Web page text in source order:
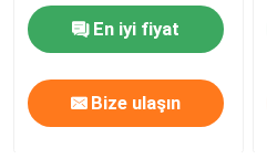
En iyi fiyat
Bize ulaşın